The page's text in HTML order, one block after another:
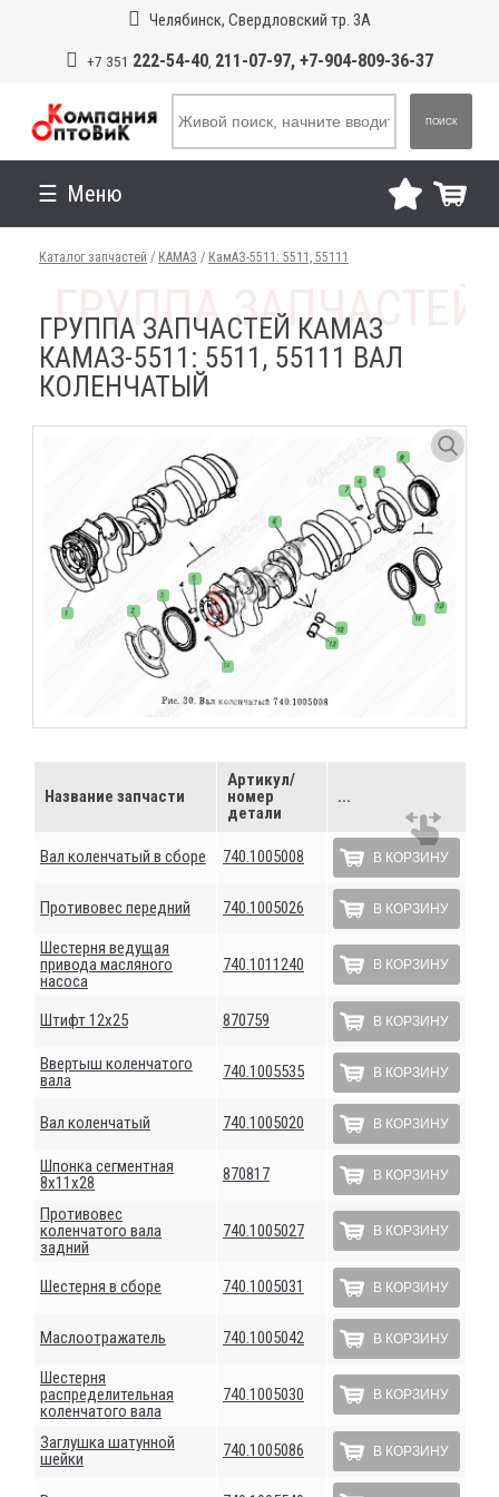
Челябинск, Свердловский тр. 3А
+7 351 222-54-40, 211-07-97, +7-904-809-36-37
ПОИСК
Меню
Каталог запчастей / КАМАЗ / КамАЗ-5511: 5511, 55111
ГРУППА ЗАПЧАСТЕЙ КАМАЗ
КАМАЗ-5511: 5511, 55111 ВАЛ
КОЛЕНЧАТЫЙ
Название запчасти
Артикул/
номер
детали
...
Вал коленчатый в сборе 740.1005008 В КОРЗИНУ
Противовес передний 740.1005026 В КОРЗИНУ
Шестерня ведущая
привода масляного
насоса
740.1011240 В КОРЗИНУ
Штифт 12х25 870759 В КОРЗИНУ
Ввертыш коленчатого
вала
740.1005535 В КОРЗИНУ
Вал коленчатый 740.1005020 В КОРЗИНУ
Шпонка сегментная
8х11х28
870817 В КОРЗИНУ
Противовес
коленчатого вала
задний
740.1005027 В КОРЗИНУ
Шестерня в сборе 740.1005031 В КОРЗИНУ
Маслоотражатель 740.1005042 В КОРЗИНУ
Шестерня
распределительная
коленчатого вала
740.1005030 В КОРЗИНУ
Заглушка шатунной
шейки
740.1005086 В КОРЗИНУ